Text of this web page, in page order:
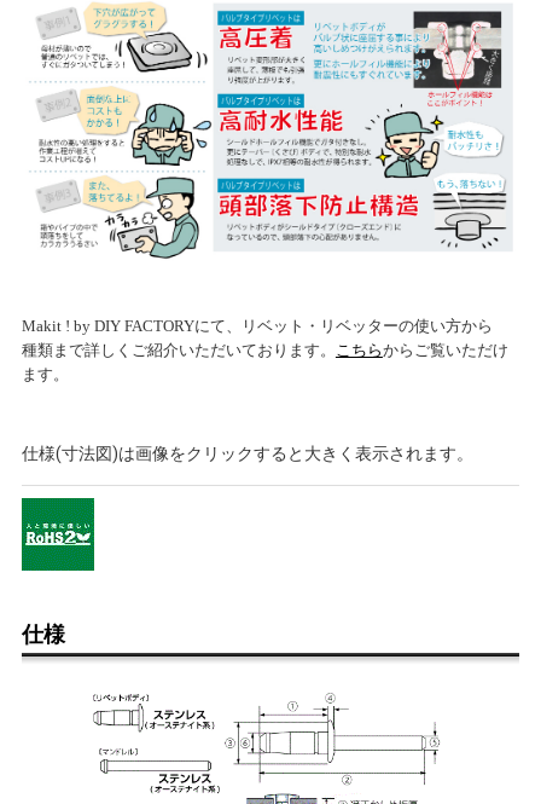
Makit ! by DIY FACTORYにて、リベット・リベッターの使い方から
種類まで詳しくご紹介いただいております。 こちらからご覧いただけ
ます。
仕様(寸法図)は画像をクリックすると大きく表示されます。
仕様